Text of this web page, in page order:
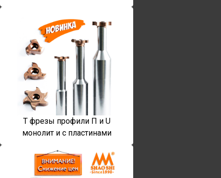
T фрезы профили П и U
монолит и с пластинами